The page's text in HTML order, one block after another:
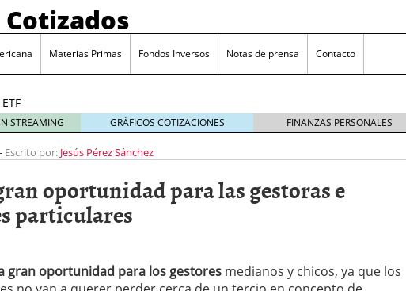
Cotizados
Materias Primas Fondos Inversos Notas de prensa Contacto
ETF
activos:
el
producto
Europa y
que
empieza
inversor
STREAMING GRÁFICOS COTIZACIONES FINANZAS PERSONALES
- Escrito por: Jesús Pérez Sánchez
oportunidad para las gestoras e
particulares
gran oportunidad para los gestores medianos y chicos, ya que los